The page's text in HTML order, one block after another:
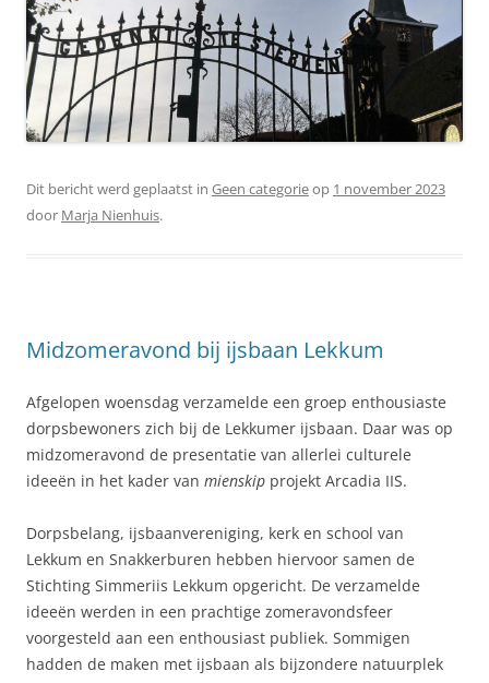
Dit bericht werd geplaatst in Geen categorieop 1 november 2023
door Marja Nienhuis.
Midzomeravond bij ijsbaan Lekkum
Afgelopen woensdag verzamelde een groep enthousiaste
dorpsbewoners zich bij de Lekkumer ijsbaan. Daar was op
midzomeravond de presentatie van allerlei culturele
ideeën in het kader van mienskip projekt Arcadia IIS.
Dorpsbelang, ijsbaanvereniging, kerk en school van
Lekkum en Snakkerburen hebben hiervoor samen de
Stichting Simmeriis Lekkum opgericht. De verzamelde
ideeën werden in een prachtige zomeravondsfeer
voorgesteld aan een enthousiast publiek. Sommigen
hadden de maken met ijsbaan als bijzondere natuurplek